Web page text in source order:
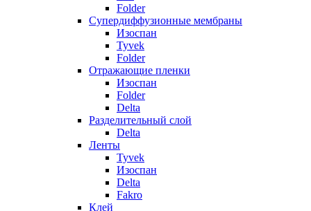
Folder
Супердиффузионные мембраны
Изоспан
Tyvek
Folder
Отражающие пленки
Изоспан
Folder
Delta
Разделительный слой
Delta
Ленты
Tyvek
Изоспан
Delta
Fakro
Клей